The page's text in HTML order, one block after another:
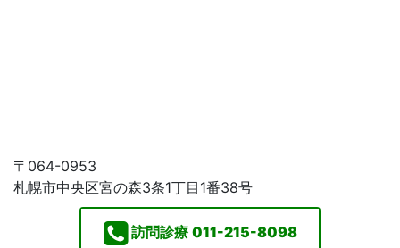
〒064-0953
札幌市中央区宮の森3条1丁目1番38号
訪問診療 011-215-8098